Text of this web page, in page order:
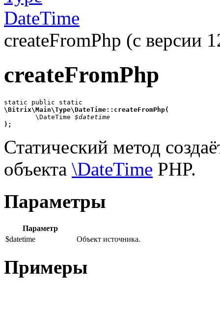
DateTime
createFromPhp (с версии
createFromPhp
\Bitrix\Main\Type\DateTime::createFromPhp(
\DateTime $datetime
);
Статический метод
объекта \DateTime PHP.
Параметры
Параметр
$datetime
Объект источника.
Примеры